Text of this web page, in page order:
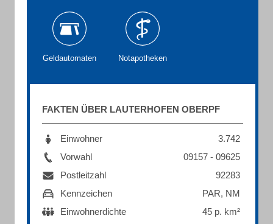
Geldautomaten Notapotheken
FAKTEN ÜBER LAUTERHOFEN OBERPF
Einwohner
3.742
Vorwahl
09157 - 09625
Postleitzahl
92283
Kennzeichen
PAR, NM
Einwohnerdichte
45 p. km²